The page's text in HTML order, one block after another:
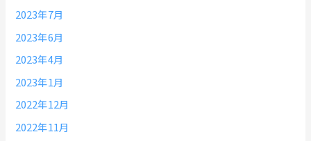
2023年7月
2023年6月
2023年4月
2023年1月
2022年12月
2022年11月